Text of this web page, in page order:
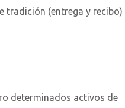
tradición (entrega y recibo)
determinados activos de